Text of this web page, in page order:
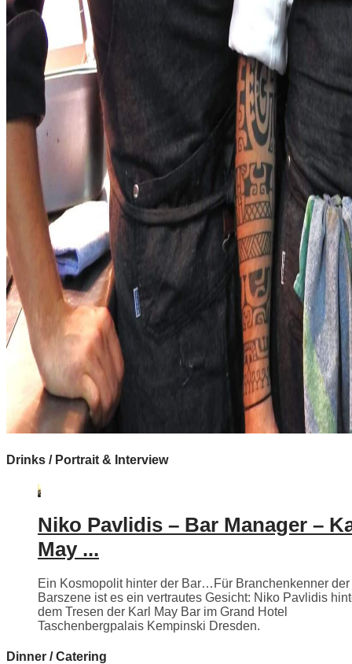
Drinks / Portrait & Interview
Niko Pavlidis – Bar Manager –
May ...
Ein Kosmopolit hinter der Bar…Für Branchenkenner der
Barszene ist es ein vertrautes Gesicht: Niko Pavlidis
dem Tresen der Karl May Bar im Grand Hotel
Taschenbergpalais Kempinski Dresden.
Dinner / Catering